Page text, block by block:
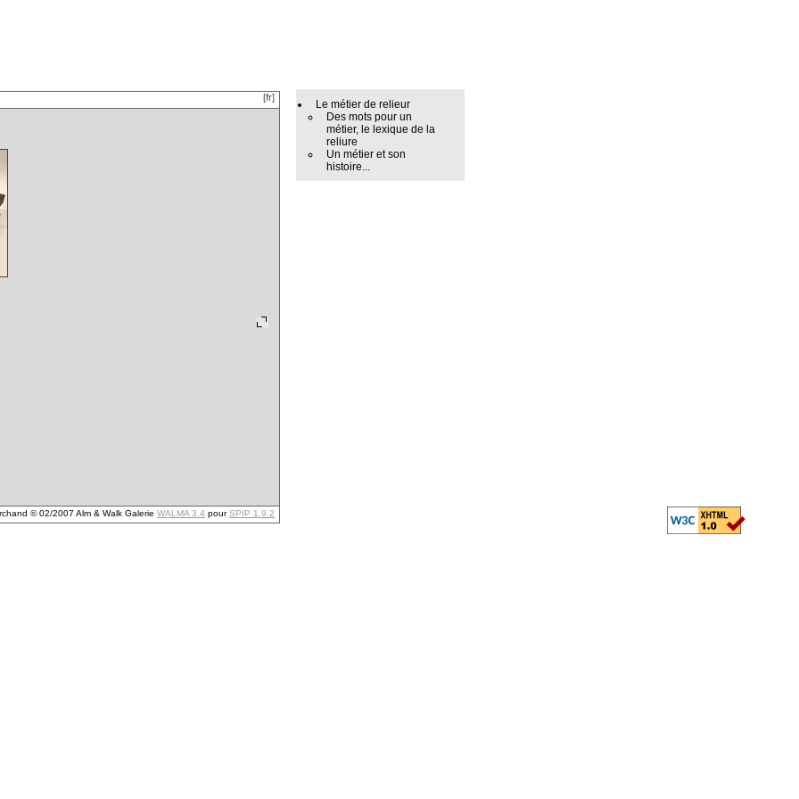
Le métier de relieur
Des mots pour un
métier, le lexique de la
reliure
Un métier et son
histoire...
[fr]
© 02/2007 Alm & Walk Galerie WALMA 3.4 pourSPIP 1.9.2